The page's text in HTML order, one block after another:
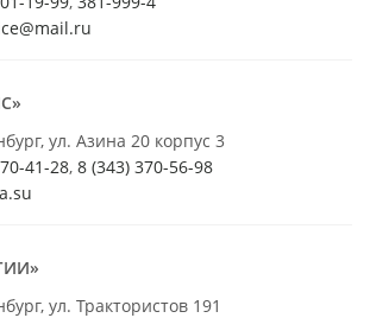
ул. Азина 20 корпус 3
41-28, 8 (343) 370-56-98
ул. Трактористов 191